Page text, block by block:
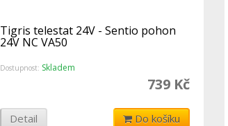
Tigris telestat 24V - Sentio pohon
24V NC VA50
Dostupnost: Skladem
739 Kč
Detail Do košíku